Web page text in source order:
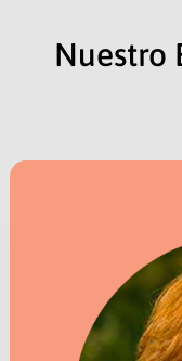
Nuestro